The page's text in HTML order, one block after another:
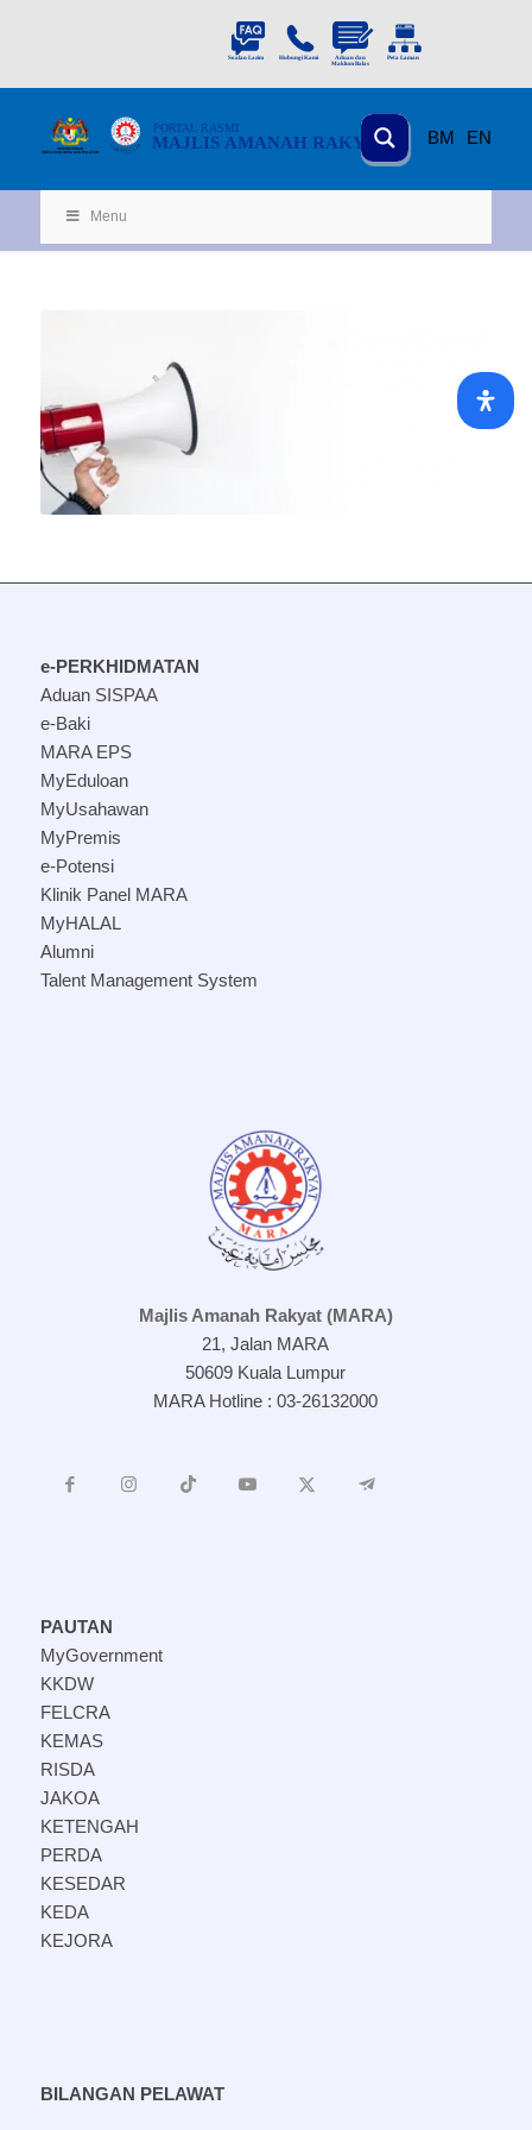
BM EN
MAJLIS AMANAH RAKYAT
PORTAL RASMI
KEMENTERIAN
KEMAJUAN DESA DAN WILA YAH
Menu
e-PERKHIDMATAN
Aduan SISPAA
e-Baki
MARA EPS
MyEduloan
MyUsahawan
MyPremis
e-Potensi
Klinik Panel MARA
MyHALAL
Alumni
Talent Management System
Majlis Amanah Rakyat (MARA)
21, Jalan MARA
50609 Kuala Lumpur
MARA Hotline : 03-26132000
PAUTAN
MyGovernment
KKDW
FELCRA
KEMAS
RISDA
JAKOA
KETENGAH
PERDA
KESEDAR
KEDA
KEJORA
BILANGAN PELAWAT